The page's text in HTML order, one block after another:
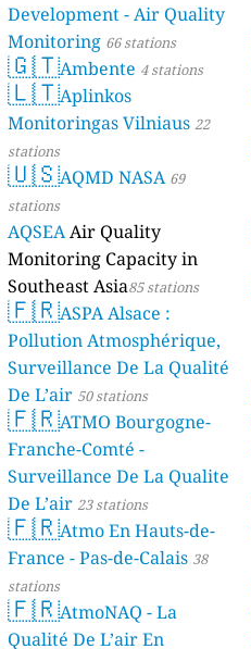
Development - Air Quality
Monitoring 66 stations
🇬🇹Ambente 4 stations
🇱🇹Aplinkos
Monitoringas Vilniaus 22
stations
🇺🇸AQMD NASA 69
stations
AQSEAAir Quality
Monitoring Capacity in
Southeast Asia85 stations
🇫🇷ASPA Alsace :
Pollution Atmosphérique,
Surveillance De La Qualité
De L’air 50 stations
🇫🇷ATMO Bourgogne-
Franche-Comté -
Surveillance De La Qualite
De L’air 23 stations
🇫🇷Atmo En Hauts-de-
France - Pas-de-Calais 38
stations
🇫🇷AtmoNAQ - La
Qualité De L’air En